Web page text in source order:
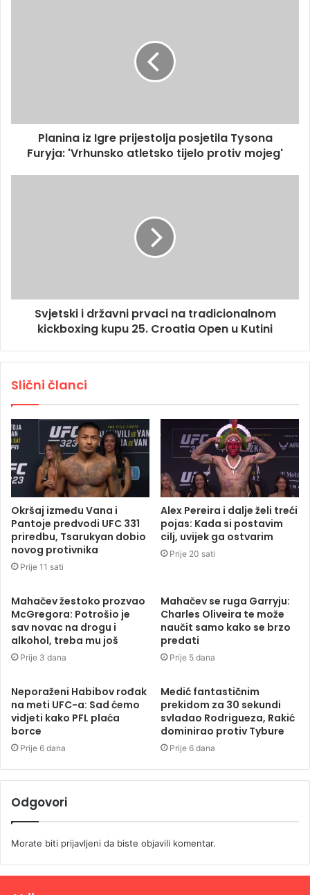
Planina iz Igre prijestolja posjetila Tysona
Furyja: 'Vrhunsko atletsko tijelo protiv mojeg'
Svjetski i državni prvaci na tradicionalnom
kickboxing kupu 25. Croatia Open u Kutini
Slični članci
Okršaj između Vana i
Pantoje predvodi UFC 331
priredbu, Tsarukyan dobio
novog protivnika
Prije 11 sati
Alex Pereira i dalje želi treći
pojas: Kada si postavim
cilj, uvijek ga ostvarim
Prije 20 sati
Mahačev žestoko prozvao
McGregora: Potrošio je
sav novac na drogu i
alkohol, treba mu još
Prije 3 dana
Mahačev se ruga Garryju:
Charles Oliveira te može
naučit samo kako se brzo
predati
Prije 5 dana
Neporaženi Habibov rođak
na meti UFC-a: Sad ćemo
vidjeti kako PFL plaća
borce
Prije 6 dana
Medić fantastičnim
prekidom za 30 sekundi
svladao Rodrigueza, Rakić
dominirao protiv Tybure
Prije 6 dana
Odgovori
Morate biti prijavljeni da biste objavili komentar.